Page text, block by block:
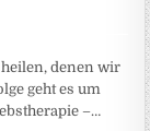
denen wir
geht es um
–…